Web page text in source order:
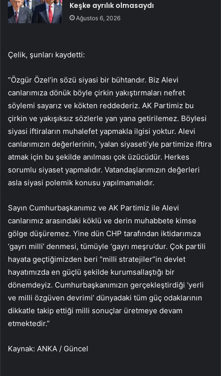
Keşke ayrılık olmasaydı
Ağustos 6, 2026
Çelik, şunları kaydetti:
“Özgür Özel’in sözü siyasi bir bühtandır. Biz Alevi
canlarımıza dönük böyle çirkin yakıştırmaları nefret
söylemi sayarız ve kökten reddederiz. AK Partimiz bu
çirkin ve yakışıksız sözlerle yan yana getirilemez. Böylesi
siyasi iftiraların muhalefet yapmakla ilgisi yoktur. Alevi
canlarımızın değerlerinin, ‘yalan siyaseti’yle partimize iftira
atmak için bu şekilde anılması çok üzücüdür. Herkes
sorumlu siyaset yapmalıdır. Vatandaşlarımızın değerleri
asla siyasi polemik konusu yapılmamalıdır.
Sayın Cumhurbaşkanımız ve AK Partimiz ile Alevi
canlarımız arasındaki köklü ve derin muhabbete kimse
gölge düşüremez. Yine dün CHP tarafından iktidarımıza
‘gayrı milli’ denmesi, tümüyle ‘gayrı meşru’dur. Çok partili
hayata geçtiğimizden beri “milli stratejiler”in devlet
hayatımızda en güçlü şekilde kurumsallaştığı bir
dönemdeyiz. Cumhurbaşkanımızın gerçekleştirdiği ‘yerli
ve milli özgüven devrimi’ dünyadaki tüm güç odaklarının
dikkatle takip ettiği milli sonuçlar üretmeye devam
etmektedir.”
Kaynak: ANKA / Güncel